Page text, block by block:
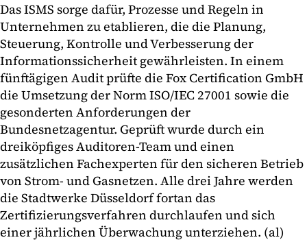
Das ISMS sorge dafür, Prozesse und Regeln in
Unternehmen zu etablieren, die die Planung,
Steuerung, Kontrolle und Verbesserung der
Informationssicherheit gewährleisten. In einem
fünftägigen Audit prüfte die Fox Certification GmbH
die Umsetzung der Norm ISO/IEC 27001 sowie die
gesonderten Anforderungen der
Bundesnetzagentur. Geprüft wurde durch ein
dreiköpfiges Auditoren-Team und einen
zusätzlichen Fachexperten für den sicheren Betrieb
von Strom- und Gasnetzen. Alle drei Jahre werden
die Stadtwerke Düsseldorf fortan das
Zertifizierungsverfahren durchlaufen und sich
einer jährlichen Überwachung unterziehen. (al)